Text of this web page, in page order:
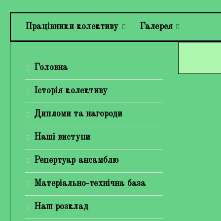
Працівники колективу Галерея
Головна
Історія колективу
Дипломи та нагороди
Наші виступи
Репертуар ансамблю
Матеріально-технічна база
Наш розклад